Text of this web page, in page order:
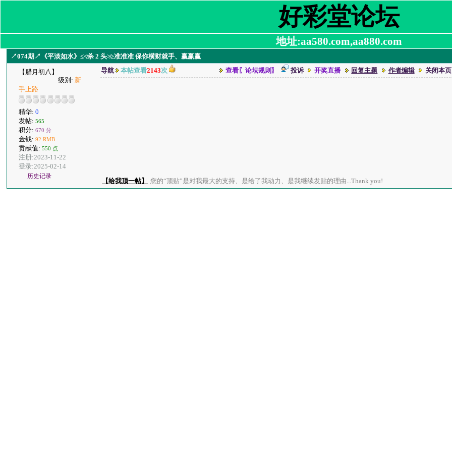
好彩堂论坛
地址:aa580.com,aa880.com
↗074期↗《平淡如水》≤≮杀 2 头≯≥准准准 保你横财就手、赢赢赢
【腊月初八】
级别: 新
手上路
精华:0
发帖:565
积分:670 分
金钱:92 RMB
贡献值:550 点
注册:2023-11-22
登录:2025-02-14
历史记录
导航 本帖查看2143次 查看〖论坛规则〗 投诉 开奖直播 回复主题 作者编辑 关闭本页
【给我顶一帖】 您的“顶贴”是对我最大的支持、是给了我动力、是我继续发贴的理由...Thank you!